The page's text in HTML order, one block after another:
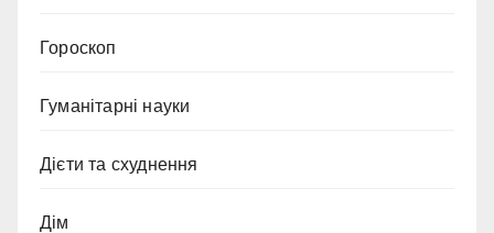
Гороскоп
Гуманітарні науки
Дієти та схуднення
Дім